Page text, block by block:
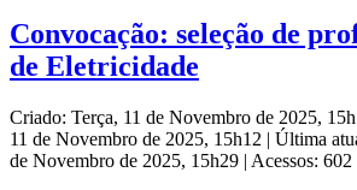
Convocação: seleção de
de Eletricidade
Criado: Terça, 11 de Novembro de 2025,
11 de Novembro de 2025, 15h12 | Última
de Novembro de 2025, 15h29 | Acessos: 602